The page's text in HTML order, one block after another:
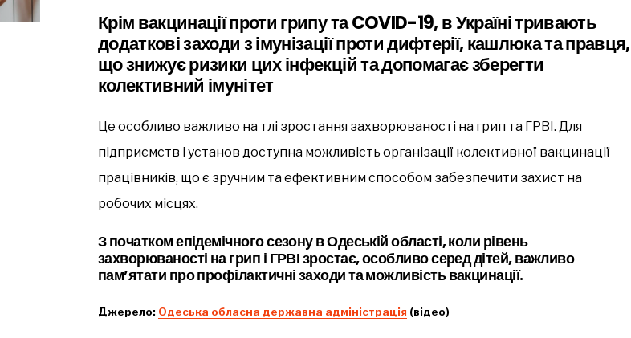
Крім вакцинації проти грипу та COVID-19, в Україні тривають
додаткові заходи з імунізації проти дифтерії, кашлюка та правця,
що знижує ризики цих інфекцій та допомагає зберегти
колективний імунітет
Це особливо важливо на тлі зростання захворюваності на грип та ГРВІ. Для
підприємств і установ доступна можливість організації колективної вакцинації
працівників, що є зручним та ефективним способом забезпечити захист на
робочих місцях.
З початком епідемічного сезону в Одеській області, коли рівень
захворюваності на грип і ГРВІ зростає, особливо серед дітей, важливо
пам’ятати про профілактичні заходи та можливість вакцинації.
Джерело: Одеська обласна державна адміністрація (відео)